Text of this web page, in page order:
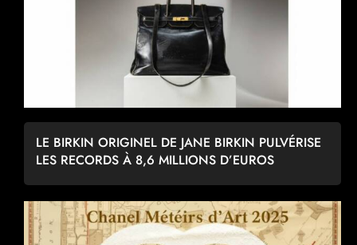
LE BIRKIN ORIGINEL DE JANE BIRKIN PULVÉRISE
LES RECORDS À 8,6 MILLIONS D’EUROS